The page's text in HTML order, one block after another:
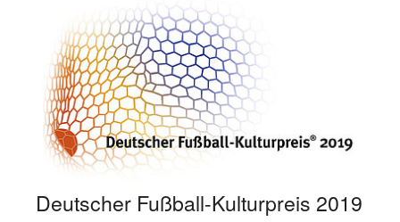
Deutscher Fußball-Kulturpreis 2019